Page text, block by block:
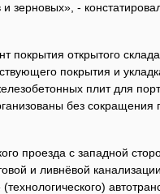
и зерновых», -
покрытия открытого
покрытия и
плит для
без сокращения
проезда с западной
и ливнёвой